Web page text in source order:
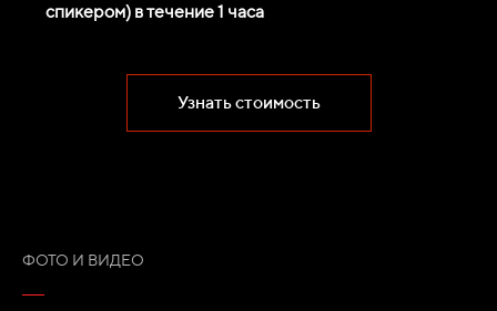
спикером) в течение 1 часа
Узнать стоимость
ФОТО И ВИДЕО